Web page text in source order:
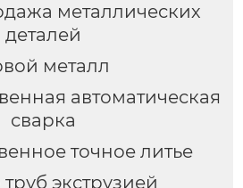
металлических
деталей
металл
автоматическая
сварка
точное литье
экструзией